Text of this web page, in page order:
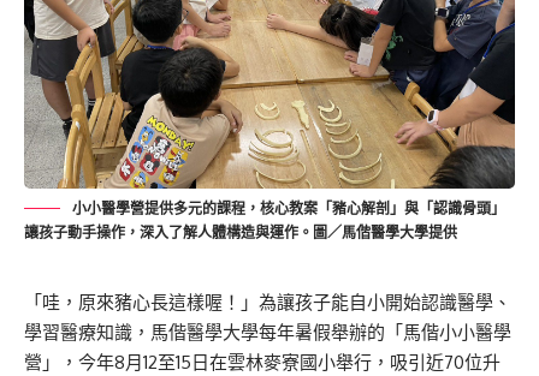
小小醫學營提供多元的課程，核心教案「豬心解剖」與「認識骨頭」
讓孩子動手操作，深入了解人體構造與運作。圖／馬偕醫學大學提供
「哇，原來豬心長這樣喔！」為讓孩子能自小開始認識醫學、
學習醫療知識，馬偕醫學大學每年暑假舉辦的「馬偕小小醫學
營」，今年8月12至15日在雲林麥寮國小舉行，吸引近70位升